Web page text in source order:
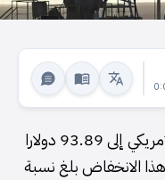
انخفضت العقود الآجلة لخام النفط الأمريكي إلى 93.89 دولارا
هذا الانخفاض بلغ نسبة